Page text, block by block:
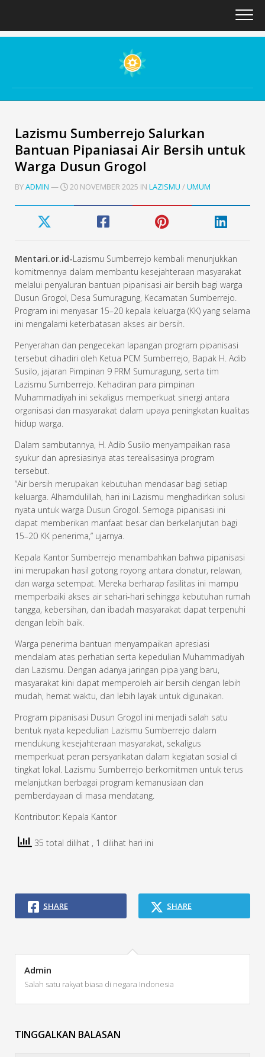
content
Lazismu Sumberrejo Salurkan
Bantuan Pipaniasai Air Bersih untuk
Warga Dusun Grogol
BYADMIN — 20 NOVEMBER 2025 IN LAZISMU /UMUM
Mentari.or.id-Lazismu Sumberrejo kembali menunjukkan
komitmennya dalam membantu kesejahteraan masyarakat
melalui penyaluran bantuan pipanisasi air bersih bagi warga
Dusun Grogol, Desa Sumuragung, Kecamatan Sumberrejo.
Program ini menyasar 15–20 kepala keluarga (KK) yang selama
ini mengalami keterbatasan akses air bersih.
Penyerahan dan pengecekan lapangan program pipanisasi
tersebut dihadiri oleh Ketua PCM Sumberrejo, Bapak H. Adib
Susilo, jajaran Pimpinan 9 PRM Sumuragung, serta tim
Lazismu Sumberrejo. Kehadiran para pimpinan
Muhammadiyah ini sekaligus memperkuat sinergi antara
organisasi dan masyarakat dalam upaya peningkatan kualitas
hidup warga.
Dalam sambutannya, H. Adib Susilo menyampaikan rasa
syukur dan apresiasinya atas terealisasinya program
tersebut.
“Air bersih merupakan kebutuhan mendasar bagi setiap
keluarga. Alhamdulillah, hari ini Lazismu menghadirkan solusi
nyata untuk warga Dusun Grogol. Semoga pipanisasi ini
dapat memberikan manfaat besar dan berkelanjutan bagi
15–20 KK penerima,” ujarnya.
Kepala Kantor Sumberrejo menambahkan bahwa pipanisasi
ini merupakan hasil gotong royong antara donatur, relawan,
dan warga setempat. Mereka berharap fasilitas ini mampu
memperbaiki akses air sehari-hari sehingga kebutuhan rumah
tangga, kebersihan, dan ibadah masyarakat dapat terpenuhi
dengan lebih baik.
Warga penerima bantuan menyampaikan apresiasi
mendalam atas perhatian serta kepedulian Muhammadiyah
dan Lazismu. Dengan adanya jaringan pipa yang baru,
masyarakat kini dapat memperoleh air bersih dengan lebih
mudah, hemat waktu, dan lebih layak untuk digunakan.
Program pipanisasi Dusun Grogol ini menjadi salah satu
bentuk nyata kepedulian Lazismu Sumberrejo dalam
mendukung kesejahteraan masyarakat, sekaligus
memperkuat peran persyarikatan dalam kegiatan sosial di
tingkat lokal. Lazismu Sumberrejo berkomitmen untuk terus
melanjutkan berbagai program kemanusiaan dan
pemberdayaan di masa mendatang.
Kontributor: Kepala Kantor
35 total dilihat , 1 dilihat hari ini
SHARE SHARE
Admin
Salah satu rakyat biasa di negara Indonesia
TINGGALKAN BALASAN